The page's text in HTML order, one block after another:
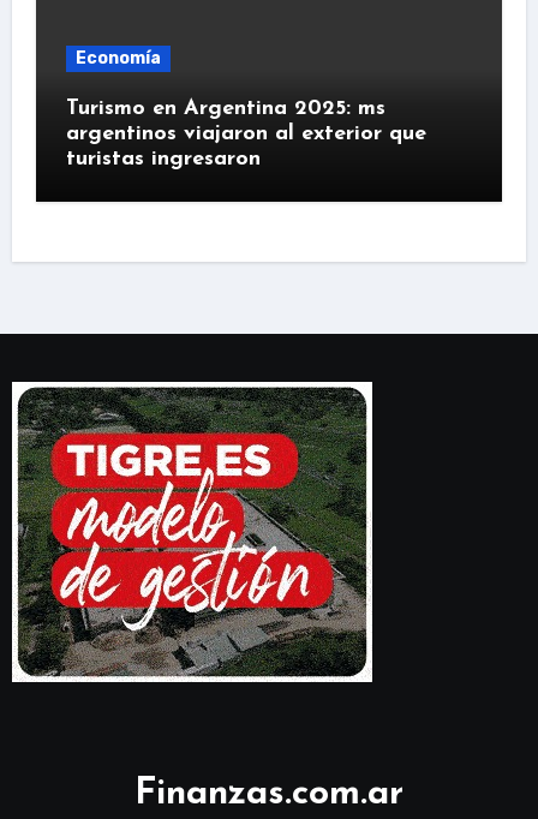
Economía
Turismo en Argentina 2025: ms
argentinos viajaron al exterior que
turistas ingresaron
Finanzas.com.ar